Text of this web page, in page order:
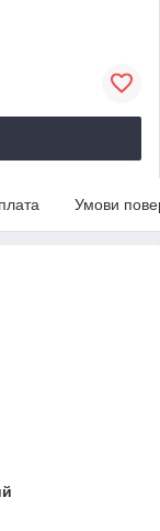
Умови